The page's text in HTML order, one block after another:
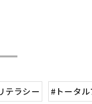
テラシー #トータ